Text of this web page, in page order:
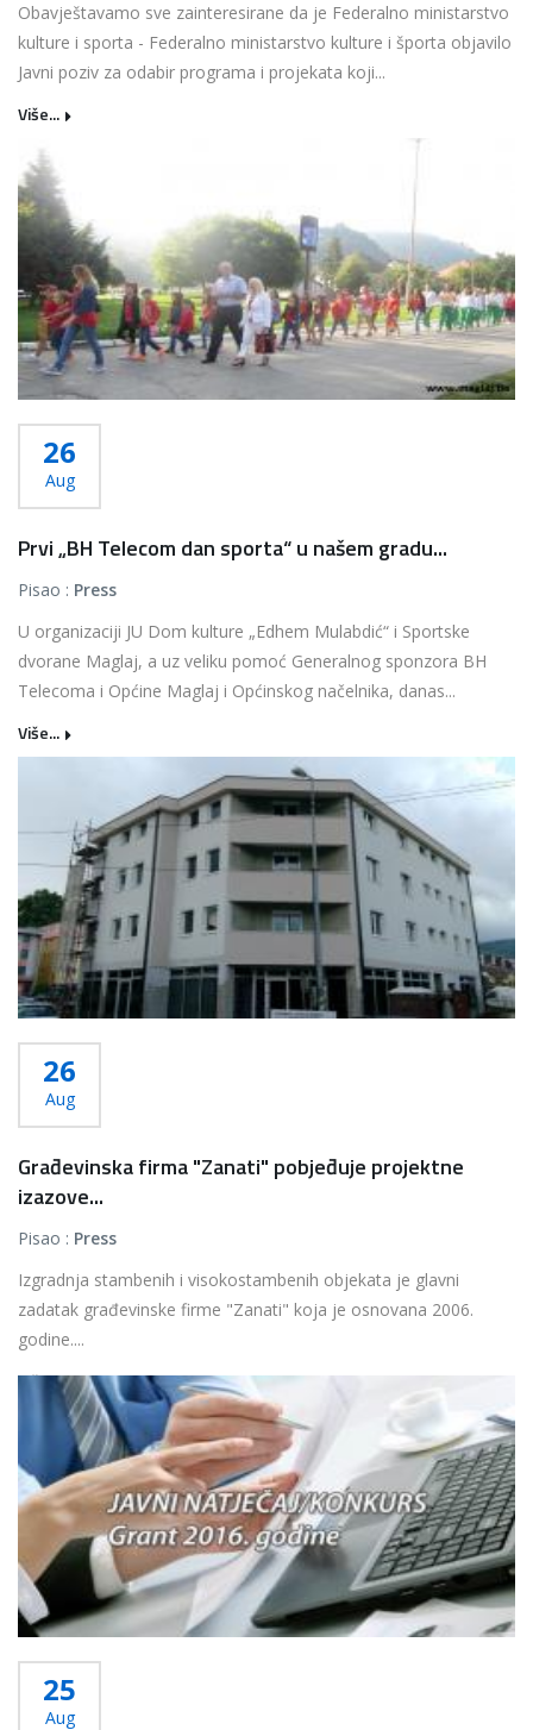
Obavještavamo sve zainteresirane da je Federalno ministarstvo
kulture i sporta - Federalno ministarstvo kulture i športa objavilo
Javni poziv za odabir programa i projekata koji...
Više...
26
Aug
Prvi „BH Telecom dan sporta“ u našem gradu...
Pisao : Press
U organizaciji JU Dom kulture „Edhem Mulabdić“ i Sportske
dvorane Maglaj, a uz veliku pomoć Generalnog sponzora BH
Telecoma i Općine Maglaj i Općinskog načelnika, danas...
Više...
26
Aug
Građevinska firma "Zanati" pobjeđuje projektne
izazove...
Pisao : Press
Izgradnja stambenih i visokostambenih objekata je glavni
zadatak građevinske firme "Zanati" koja je osnovana 2006.
godine....
Više...
25
Aug